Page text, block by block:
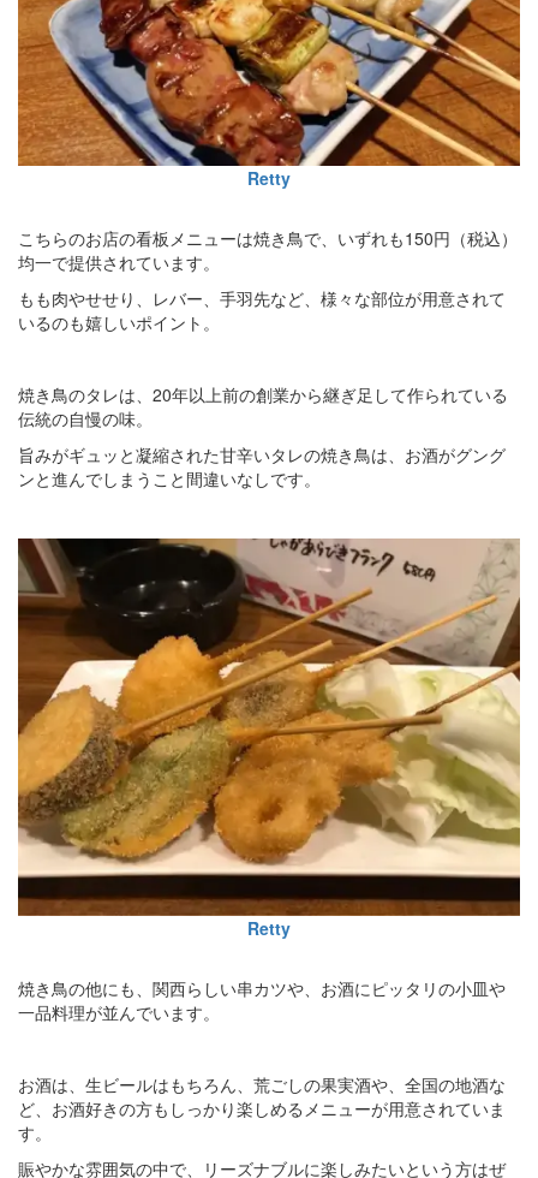
Retty
こちらのお店の看板メニューは焼き鳥で、いずれも150円（税込）
均一で提供されています。
もも肉やせせり、レバー、手羽先など、様々な部位が用意されて
いるのも嬉しいポイント。
焼き鳥のタレは、20年以上前の創業から継ぎ足して作られている
伝統の自慢の味。
旨みがギュッと凝縮された甘辛いタレの焼き鳥は、お酒がグング
ンと進んでしまうこと間違いなしです。
Retty
焼き鳥の他にも、関西らしい串カツや、お酒にピッタリの小皿や
一品料理が並んでいます。
お酒は、生ビールはもちろん、荒ごしの果実酒や、全国の地酒な
ど、お酒好きの方もしっかり楽しめるメニューが用意されていま
す。
賑やかな雰囲気の中で、リーズナブルに楽しみたいという方はぜ